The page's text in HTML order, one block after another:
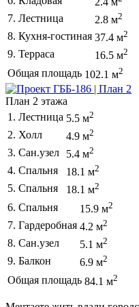
7. Лестница 2.8 м2
8. Кухня-гостиная 37.4 м2
9. Терраса 16.5 м2
Общая площадь 102.1 м2
План 2 этажа
1. Лестница 5.5 м2
2. Холл 4.9 м2
3. Сан.узел 5.4 м2
4. Спальня 18.1 м2
5. Спальня 18.1 м2
6. Спальня 15.9 м2
7. Гардеробная 4.2 м2
8. Сан.узел 5.1 м2
9. Балкон 6.9 м2
Общая площадь 84.1 м2